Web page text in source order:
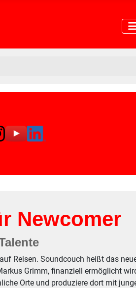
Newcomer
Reisen. Soundcouch heißt das
Grimm, finanziell ermöglicht
Orte und produziere dort mit